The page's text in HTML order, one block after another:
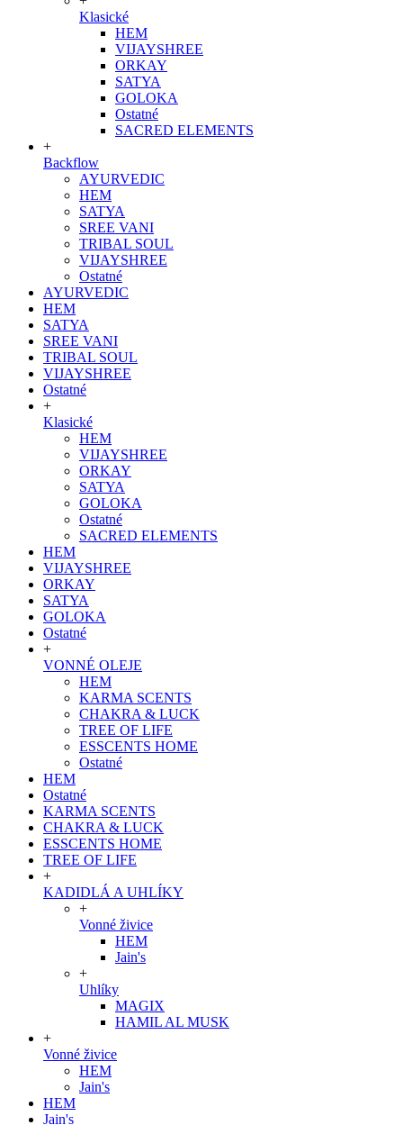
Klasické
HEM
VIJAYSHREE
ORKAY
SATYA
GOLOKA
Ostatné
SACRED ELEMENTS
+
Backflow
AYURVEDIC
HEM
SATYA
SREE VANI
TRIBAL SOUL
VIJAYSHREE
Ostatné
AYURVEDIC
HEM
SATYA
SREE VANI
TRIBAL SOUL
VIJAYSHREE
Ostatné
+
Klasické
HEM
VIJAYSHREE
ORKAY
SATYA
GOLOKA
Ostatné
SACRED ELEMENTS
HEM
VIJAYSHREE
ORKAY
SATYA
GOLOKA
Ostatné
+
VONNÉ OLEJE
HEM
KARMA SCENTS
CHAKRA & LUCK
TREE OF LIFE
ESSCENTS HOME
Ostatné
HEM
Ostatné
KARMA SCENTS
CHAKRA & LUCK
ESSCENTS HOME
TREE OF LIFE
+
KADIDLÁ A UHLÍKY
+
Vonné živice
HEM
Jain's
+
Uhlíky
MAGIX
HAMIL AL MUSK
+
Vonné živice
HEM
Jain's
HEM
Jain's